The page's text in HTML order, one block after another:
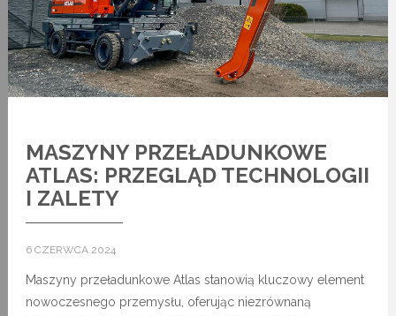
MASZYNY PRZEŁADUNKOWE
ATLAS: PRZEGLĄD TECHNOLOGII
I ZALETY
6 CZERWCA 2024
Maszyny przeładunkowe Atlas stanowią kluczowy element
nowoczesnego przemysłu, oferując niezrównaną